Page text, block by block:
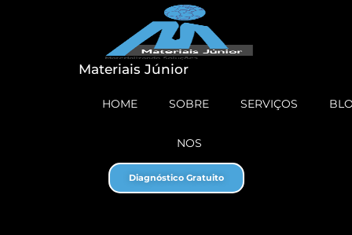
Materiais Júnior
HOME SOBRE
NOS
SERVIÇOS
Diagnóstico Gratuito